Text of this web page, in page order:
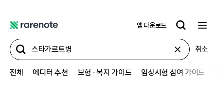
어
노
트
앱 다운로드
취소
전체 에디터 추천 보험 ∙ 복지 가이드 임상시험 참여 가이드